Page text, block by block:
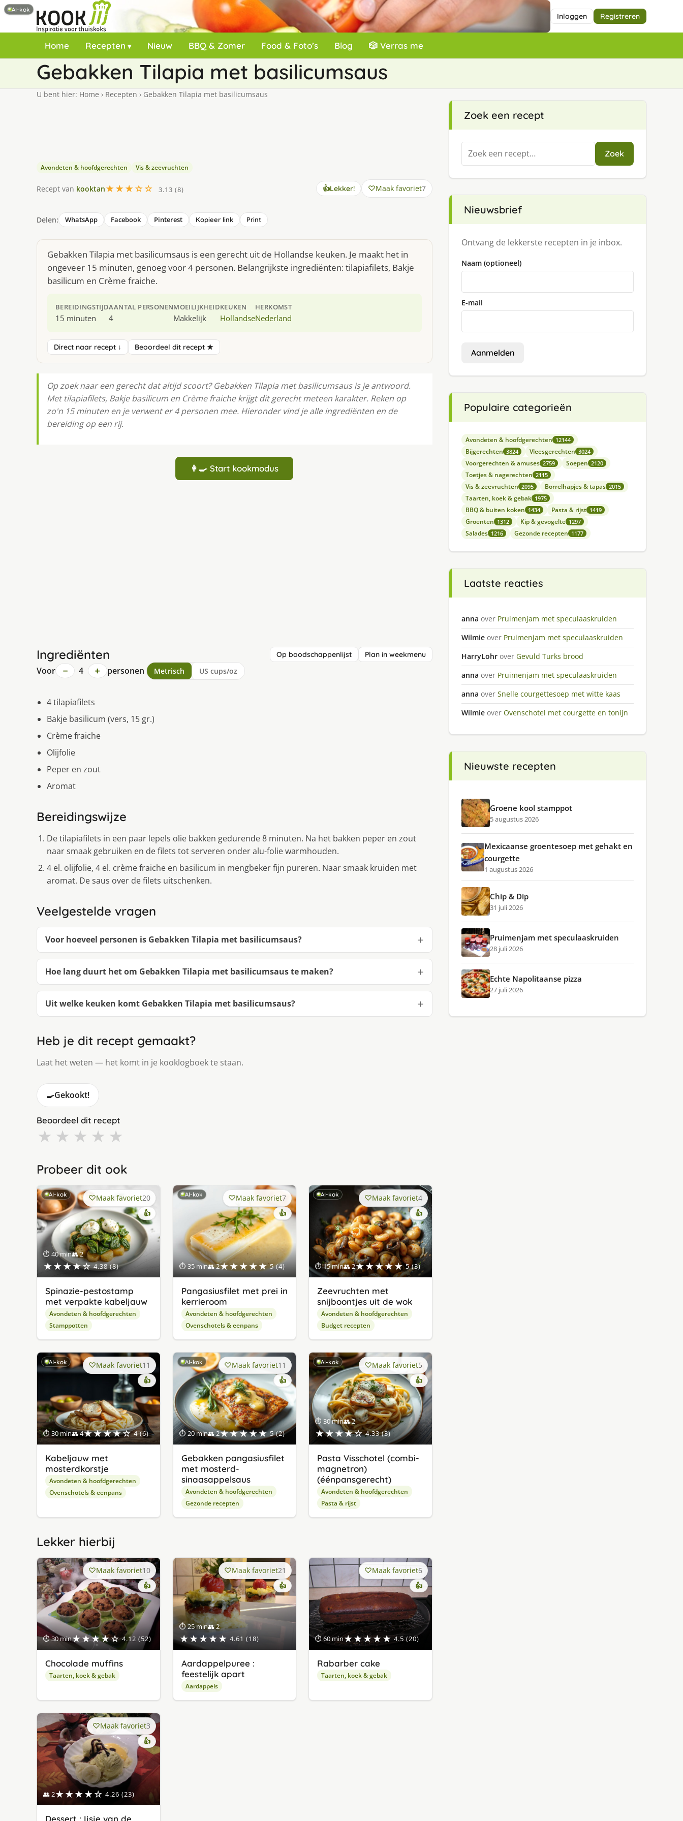
Inloggen Registreren
Home Recepten Nieuw BBQ & Zomer Food & Foto’s Blog 🎲 Verras me
Gebakken Tilapia met basilicumsaus
U bent hier: Home › Recepten › Gebakken Tilapia met basilicumsaus
Avondeten & hoofdgerechten Vis & zeevruchten
Recept van kooktan★★★☆☆ 3.13 (8) 👍Lekker! Maak favoriet7
Delen: WhatsApp Facebook Pinterest Kopieer link Print
Gebakken Tilapia met basilicumsaus is een gerecht uit de Hollandse keuken. Je maakt het in
ongeveer 15 minuten, genoeg voor 4 personen. Belangrijkste ingrediënten: tilapiafilets, Bakje
basilicum en Crème fraiche.
BEREIDINGSTIJD
15 minuten
AANTAL PERSONEN
4
MOEILIJKHEID
Makkelijk
KEUKEN
Hollandse
HERKOMST
Nederland
Direct naar recept ↓ Beoordeel dit recept ★
Op zoek naar een gerecht dat altijd scoort? Gebakken Tilapia met basilicumsaus is je antwoord.
Met tilapiafilets, Bakje basilicum en Crème fraiche krijgt dit gerecht meteen karakter. Reken op
zo'n 15 minuten en je verwent er 4 personen mee. Hieronder vind je alle ingrediënten en de
bereiding op een rij.
👩‍🍳 Start kookmodus
Ingrediënten Op boodschappenlijst Plan in weekmenu
Voor − 4 + personen Metrisch US cups/oz
4 tilapiafilets
Bakje basilicum (vers, 15 gr.)
Crème fraiche
Olijfolie
Peper en zout
Aromat
Bereidingswijze
De tilapiafilets in een paar lepels olie bakken gedurende 8 minuten. Na het bakken peper en zout
naar smaak gebruiken en de filets tot serveren onder alu-folie warmhouden.
4 el. olijfolie, 4 el. crème fraiche en basilicum in mengbeker fijn pureren. Naar smaak kruiden met
aromat. De saus over de filets uitschenken.
Veelgestelde vragen
Voor hoeveel personen is Gebakken Tilapia met basilicumsaus?
Hoe lang duurt het om Gebakken Tilapia met basilicumsaus te maken?
Uit welke keuken komt Gebakken Tilapia met basilicumsaus?
Heb je dit recept gemaakt?
Laat het weten — het komt in je kooklogboek te staan.
🍳Gekookt!
Beoordeel dit recept
★ ★ ★ ★ ★
Probeer dit ook
AI-kok
⏱ 40 min👥 2
★★★★☆ 4.38 (8)
Maak favoriet20
👍
Spinazie-pestostamp
met verpakte kabeljauw
Avondeten & hoofdgerechten
Stamppotten
AI-kok
⏱ 35 min👥 2★★★★★ 5 (4)
Maak favoriet7
👍
Pangasiusfilet met prei in
kerrieroom
Avondeten & hoofdgerechten
Ovenschotels & eenpans
AI-kok
⏱ 15 min👥 2★★★★★ 5 (3)
Maak favoriet4
👍
Zeevruchten met
snijboontjes uit de wok
Avondeten & hoofdgerechten
Budget recepten
AI-kok
⏱ 30 min👥 4★★★★☆ 4 (6)
Maak favoriet11
👍
Kabeljauw met
mosterdkorstje
Avondeten & hoofdgerechten
Ovenschotels & eenpans
AI-kok
⏱ 20 min👥 2★★★★★ 5 (2)
Maak favoriet11
👍
Gebakken pangasiusfilet
met mosterd-
sinaasappelsaus
Avondeten & hoofdgerechten
Gezonde recepten
AI-kok
⏱ 30 min👥 2
★★★★☆ 4.33 (3)
Maak favoriet5
👍
Pasta Visschotel (combi-
magnetron)
(éénpansgerecht)
Avondeten & hoofdgerechten
Pasta & rijst
Lekker hierbij
⏱ 30 min★★★★☆ 4.12 (52)
Maak favoriet10
👍
Chocolade muffins
Taarten, koek & gebak
⏱ 25 min👥 2
★★★★★ 4.61 (18)
Maak favoriet21
👍
Aardappelpuree :
feestelijk apart
Aardappels
⏱ 60 min★★★★★ 4.5 (20)
Maak favoriet6
👍
Rabarber cake
Taarten, koek & gebak
👥 2★★★★☆ 4.26 (23)
Maak favoriet3
👍
Dessert : Ijsje van de
Zoek een recept
Zoeken
naar:
Zoek
Nieuwsbrief
Ontvang de lekkerste recepten in je inbox.
Naam (optioneel)
E-mail
Aanmelden
Populaire categorieën
Avondeten & hoofdgerechten 12144
Bijgerechten 3824 Vleesgerechten 3024
Voorgerechten & amuses 2759 Soepen 2120
Toetjes & nagerechten 2115
Vis & zeevruchten 2095 Borrelhapjes & tapas 2015
Taarten, koek & gebak 1975
BBQ & buiten koken 1434 Pasta & rijst 1419
Groenten 1312 Kip & gevogelte 1297
Salades 1216 Gezonde recepten 1177
Laatste reacties
anna over Pruimenjam met speculaaskruiden
Wilmie over Pruimenjam met speculaaskruiden
HarryLohr over Gevuld Turks brood
anna over Pruimenjam met speculaaskruiden
anna over Snelle courgettesoep met witte kaas
Wilmie over Ovenschotel met courgette en tonijn
Nieuwste recepten
Groene kool stamppot
5 augustus 2026
Mexicaanse groentesoep met gehakt en
courgette
1 augustus 2026
Chip & Dip
31 juli 2026
Pruimenjam met speculaaskruiden
28 juli 2026
AI-kok
Echte Napolitaanse pizza
27 juli 2026